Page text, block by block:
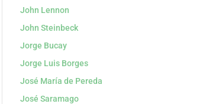
John Lennon
John Steinbeck
Jorge Bucay
Jorge Luis Borges
José María de Pereda
José Saramago